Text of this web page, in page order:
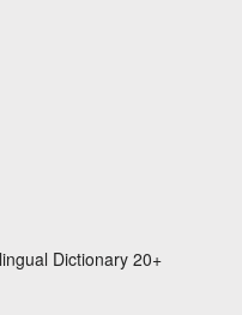
Dictionary 20+